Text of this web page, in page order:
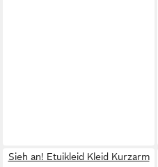
Sieh an! Etuikleid Kleid Kurzarm